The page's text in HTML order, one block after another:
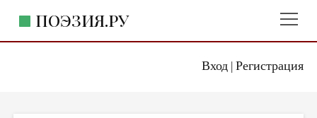
Вход| Регистрация
ПОЭЗИЯ.РУ